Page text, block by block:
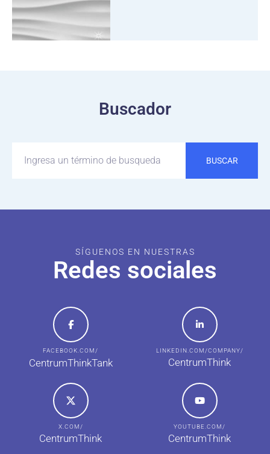
Buscador
BUSCAR
SÍGUENOS EN NUESTRAS
Redes sociales
FACEBOOK.COM/
CentrumThinkTank
LINKEDIN.COM/COMPANY/
CentrumThink
X.COM/
CentrumThink
YOUTUBE.COM/
CentrumThink